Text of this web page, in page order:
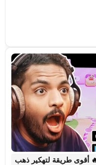
لعبة كاندي كراش مجانا 2024 🔥 أقوى طريقة لتهكير ذهب